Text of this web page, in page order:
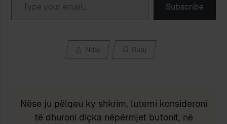
Subscribe
Ndaj Ruaj
Nëse ju pëlqeu ky shkrim, lutemi konsideroni
të dhuroni diçka nëpërmjet butonit, në